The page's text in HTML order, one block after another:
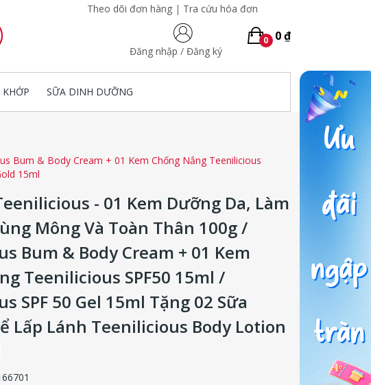
Theo dõi đơn hàng | Tra cứu hóa đơn
0 0 ₫
Đăng nhập /Đăng ký
SỮA DINH DƯỠNG
Bum & Body Cream + 01 Kem Chống Nắng Teenilicious
15ml
- 01 Kem Dưỡng Da, Làm
Mông Và Toàn Thân 100g /
Bum & Body Cream + 01 Kem
Teenilicious SPF50 15ml /
SPF 50 Gel 15ml Tặng 02 Sữa
Lấp Lánh Teenilicious Body Lotion